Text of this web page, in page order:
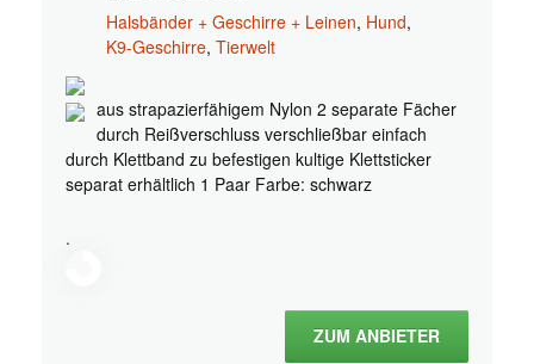
Halsbänder + Geschirre + Leinen, Hund,
K9-Geschirre, Tierwelt
aus strapazierfähigem Nylon 2 separate Fächer
durch Reißverschluss verschließbar einfach
durch Klettband zu befestigen kultige Klettsticker
separat erhältlich 1 Paar Farbe: schwarz
.
ZUM ANBIETER